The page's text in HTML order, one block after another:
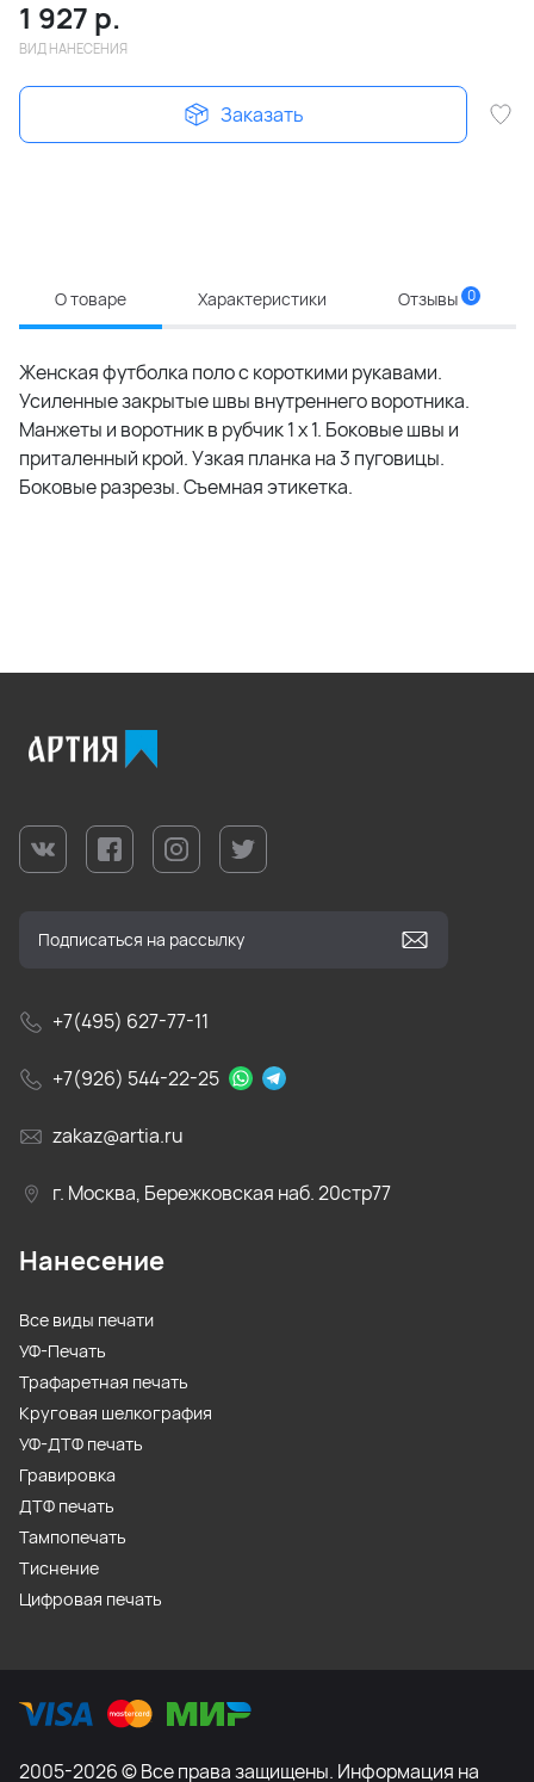
1 927 р.
ВИД НАНЕСЕНИЯ
Заказать
О товаре Характеристики Отзывы 0
Женская футболка поло с короткими рукавами.
Усиленные закрытые швы внутреннего воротника.
Манжеты и воротник в рубчик 1 x 1. Боковые швы и
приталенный крой. Узкая планка на 3 пуговицы.
Боковые разрезы. Съемная этикетка.
+7(495) 627-77-11
+7(926) 544-22-25
zakaz@artia.ru
г. Москва, Бережковская наб. 20стр77
Нанесение
Все виды печати
УФ-Печать
Трафаретная печать
Круговая шелкография
УФ-ДТФ печать
Гравировка
ДТФ печать
Тампопечать
Тиснение
Цифровая печать
2005-2026 © Все права защищены. Информация на